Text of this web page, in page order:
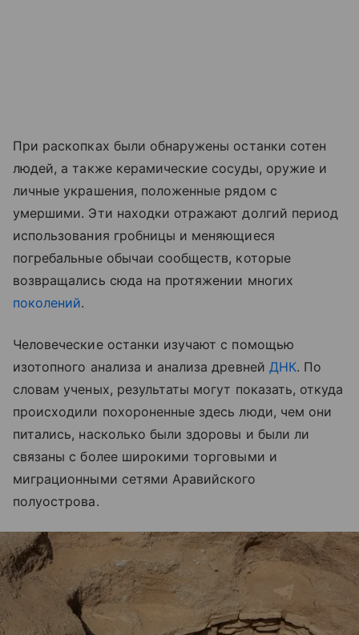
При раскопках были обнаружены останки сотен
людей, а также керамические сосуды, оружие и
личные украшения, положенные рядом с
умершими. Эти находки отражают долгий период
использования гробницы и меняющиеся
погребальные обычаи сообществ, которые
возвращались сюда на протяжении многих
поколений.
Человеческие останки изучают с помощью
изотопного анализа и анализа древней ДНК. По
словам ученых, результаты могут показать, откуда
происходили похороненные здесь люди, чем они
питались, насколько были здоровы и были ли
связаны с более широкими торговыми и
миграционными сетями Аравийского
полуострова.